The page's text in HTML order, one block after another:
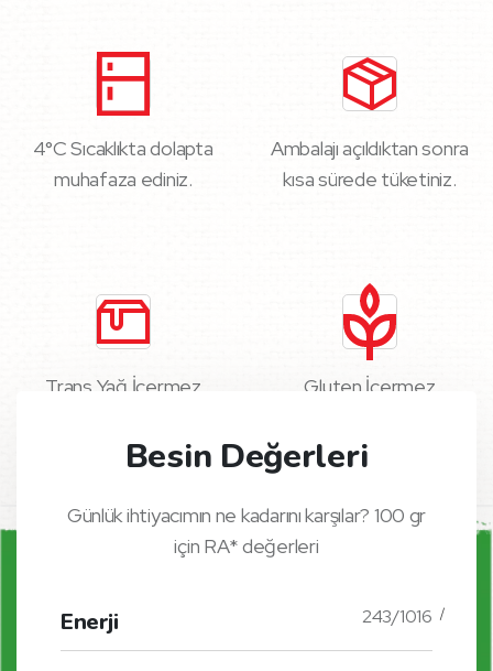
4°C Sıcaklıkta dolapta
muhafaza ediniz.
Ambalajı açıldıktan sonra
kısa sürede tüketiniz.
Trans Yağ İçermez Gluten İçermez
Besin Değerleri
Günlük ihtiyacımın ne kadarını karşılar? 100 gr
için RA* değerleri
Enerji 243/1016